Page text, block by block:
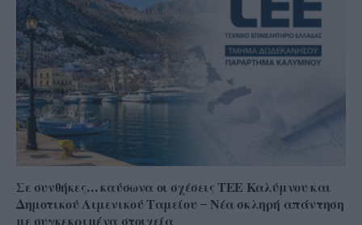
Σε συνθήκες… καύσωνα οι σχέσεις ΤΕΕ Καλύμνου και
Δημοτικού Λιμενικού Ταμείου – Νέα σκληρή απάντηση
με συγκεκριμένα στοιχεία